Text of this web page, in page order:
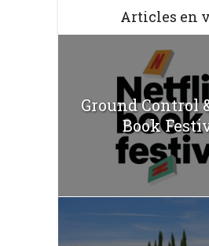
Articles en
Ground Control
Book